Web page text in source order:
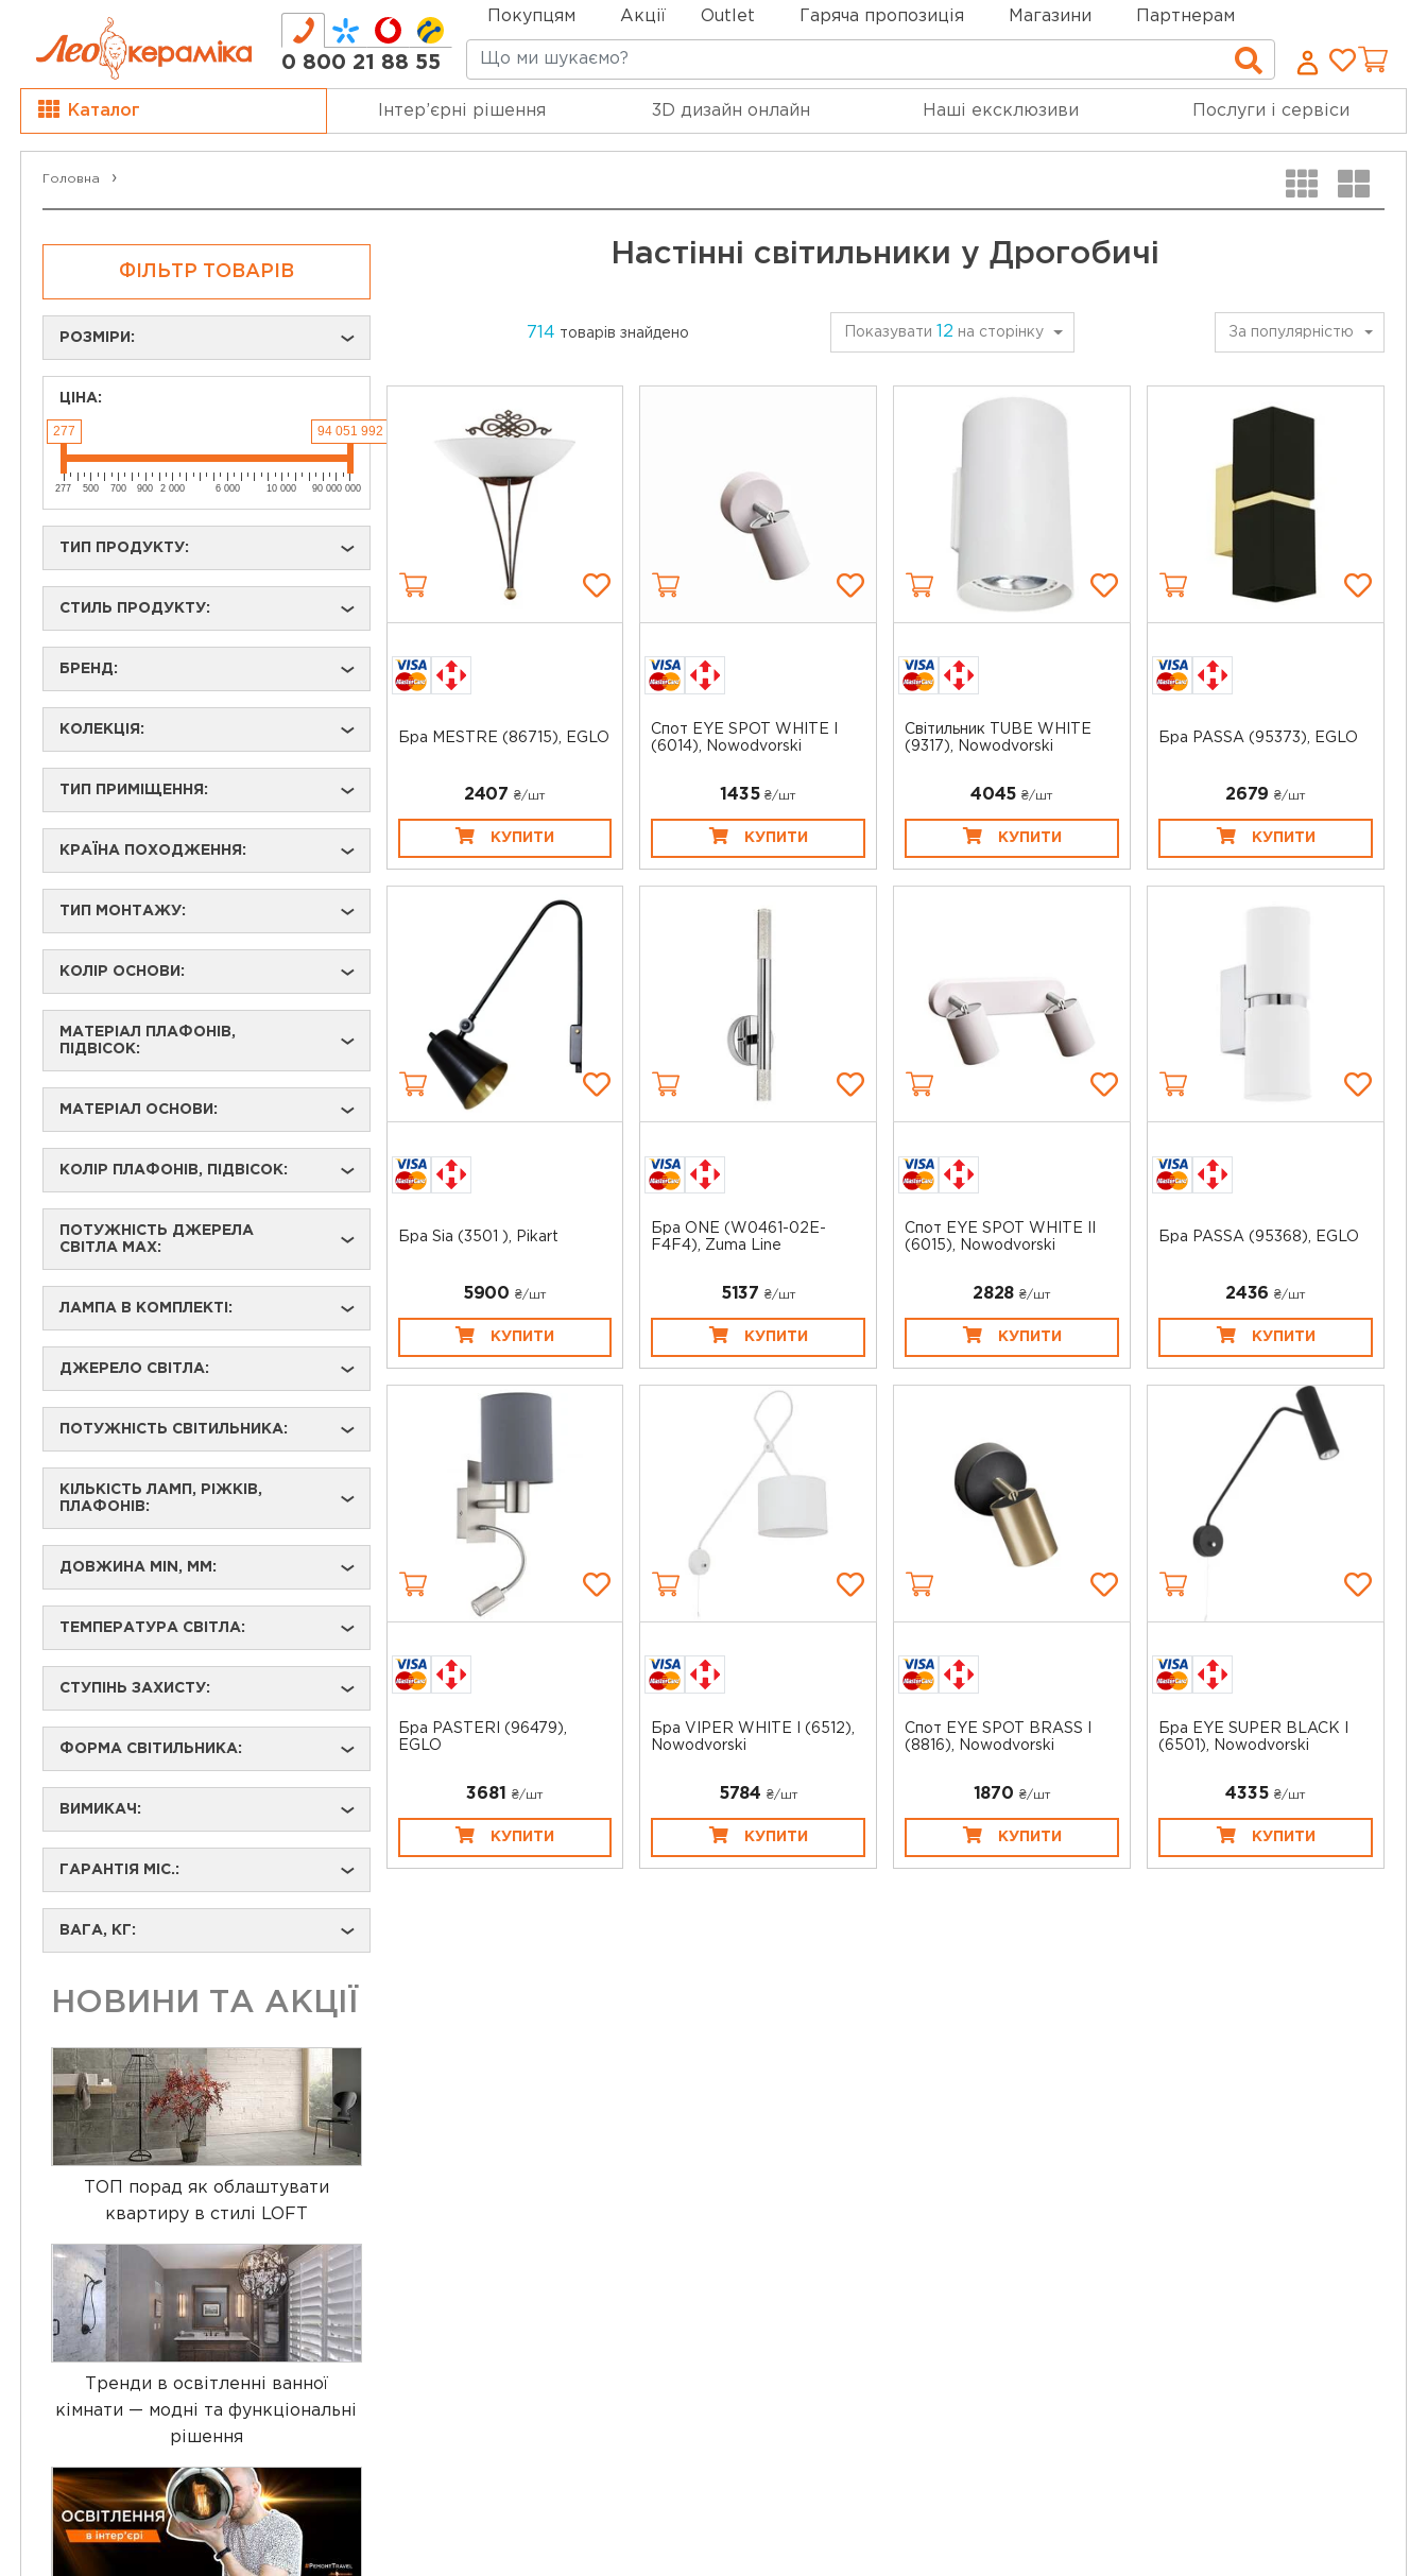
Покупцям Акції Outlet Гаряча пропозиція Магазини Партнерам
0 800 21 88 55 Пошук
Каталог Інтер’єрні рішення 3D дизайн онлайн Наші ексклюзиви Послуги і сервіси
Головна
ФІЛЬТР ТОВАРІВ
РОЗМІРИ: ›
ЦІНА:
277 94 051 992
277 500 700 900 2 000 6 000 10 000 90 000 000
ТИП ПРОДУКТУ: ›
СТИЛЬ ПРОДУКТУ: ›
БРЕНД: ›
КОЛЕКЦІЯ: ›
ТИП ПРИМІЩЕННЯ: ›
КРАЇНА ПОХОДЖЕННЯ: ›
ТИП МОНТАЖУ: ›
КОЛІР ОСНОВИ: ›
МАТЕРІАЛ ПЛАФОНІВ,
ПІДВІСОК:
›
МАТЕРІАЛ ОСНОВИ: ›
КОЛІР ПЛАФОНІВ, ПІДВІСОК: ›
ПОТУЖНІСТЬ ДЖЕРЕЛА
СВІТЛА MAX:
›
ЛАМПА В КОМПЛЕКТІ: ›
ДЖЕРЕЛО СВІТЛА: ›
ПОТУЖНІСТЬ СВІТИЛЬНИКА: ›
КІЛЬКІСТЬ ЛАМП, РІЖКІВ,
ПЛАФОНІВ:
›
ДОВЖИНА MIN, ММ: ›
ТЕМПЕРАТУРА СВІТЛА: ›
СТУПІНЬ ЗАХИСТУ: ›
ФОРМА СВІТИЛЬНИКА: ›
ВИМИКАЧ: ›
ГАРАНТІЯ МІС.: ›
ВАГА, КГ: ›
НОВИНИ ТА АКЦІЇ
ТОП порад як облаштувати
квартиру в стилі LOFT
Тренди в освітленні ванної
кімнати — модні та функціональні
рішення
Настінні світильники у Дрогобичі
714 товарів знайдено Показувати 12 на сторінку За популярністю
Бра MESTRE (86715), EGLO
2407 ₴/шт
КУПИТИ
Спот EYE SPOT WHITE I
(6014), Nowodvorski
1435 ₴/шт
КУПИТИ
Світильник TUBE WHITE
(9317), Nowodvorski
4045 ₴/шт
КУПИТИ
Бра PASSA (95373), EGLO
2679 ₴/шт
КУПИТИ
Бра Sia (3501 ), Pikart
5900 ₴/шт
КУПИТИ
Бра ONE (W0461-02E-
F4F4), Zuma Line
5137 ₴/шт
КУПИТИ
Спот EYE SPOT WHITE II
(6015), Nowodvorski
2828 ₴/шт
КУПИТИ
Бра PASSA (95368), EGLO
2436 ₴/шт
КУПИТИ
Бра PASTERI (96479),
EGLO
3681 ₴/шт
КУПИТИ
Бра VIPER WHITE I (6512),
Nowodvorski
5784 ₴/шт
КУПИТИ
Спот EYE SPOT BRASS I
(8816), Nowodvorski
1870 ₴/шт
КУПИТИ
Бра EYE SUPER BLACK I
(6501), Nowodvorski
4335 ₴/шт
КУПИТИ